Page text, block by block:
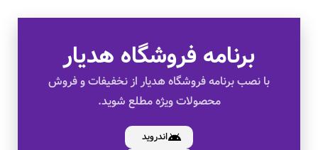
برنامه فروشگاه هدیار
با نصب برنامه فروشگاه هدیار از نخفیفات و فروش
محصولات ویژه مطلع شوید.
اندروید
تخفیف های ویژه
کالای اصل